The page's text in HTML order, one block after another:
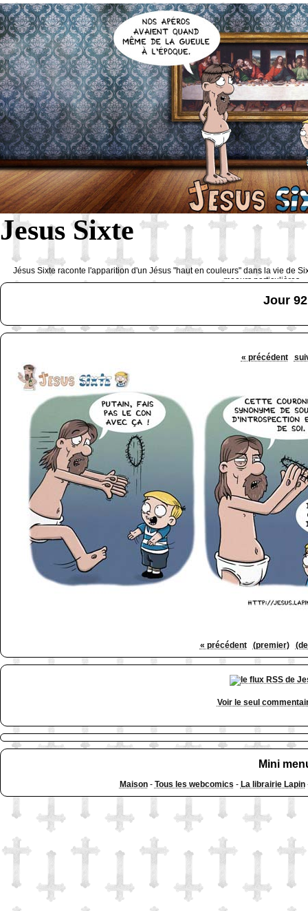
Jesus Sixte
Jésus Sixte raconte l'apparition d'un Jésus "haut en couleurs" dans la vie de
moeurs particulières
http://www.lefabz.com/
Jour 92
« précédent
« précédent (premier)
Voir le seul
Mini
Maison- Tous les webcomics - La librairie Lapin